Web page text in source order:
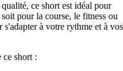
ce short est idéal pour
pour la course, le fitness ou
à votre rythme et à vos
ce short :